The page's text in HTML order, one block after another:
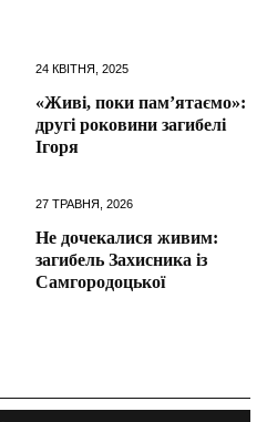
24 КВІТНЯ, 2025
«Живі, поки пам’ятаємо»:
другі роковини загибелі
Ігоря
27 ТРАВНЯ, 2026
Не дочекалися живим:
загибель Захисника із
Самгородоцької